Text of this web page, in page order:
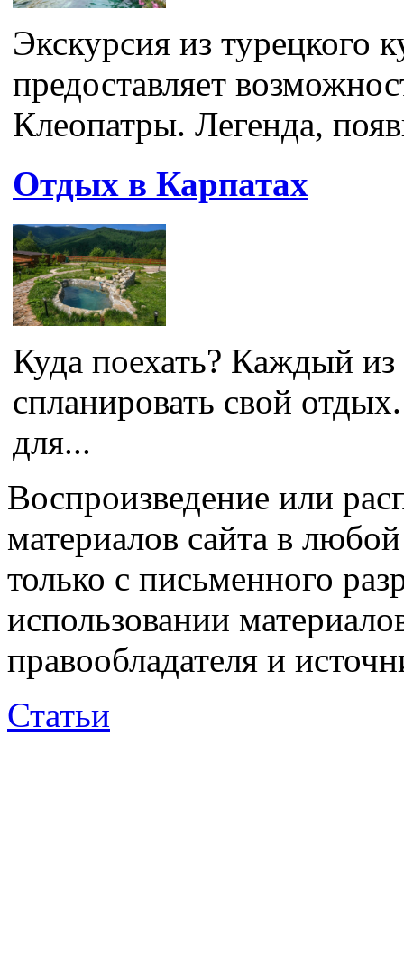
Экскурсия из турецкого
предоставляет
Клеопатры. Легенда,
Отдых в Карпатах
Куда поехать? Каждый из
спланировать свой
для...
Воспроизведение или
материалов сайта в
только с письменного
использовании
правообладателя и
Статьи